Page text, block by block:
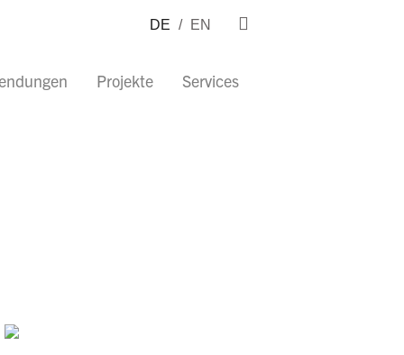
DE / EN
Projekte Services